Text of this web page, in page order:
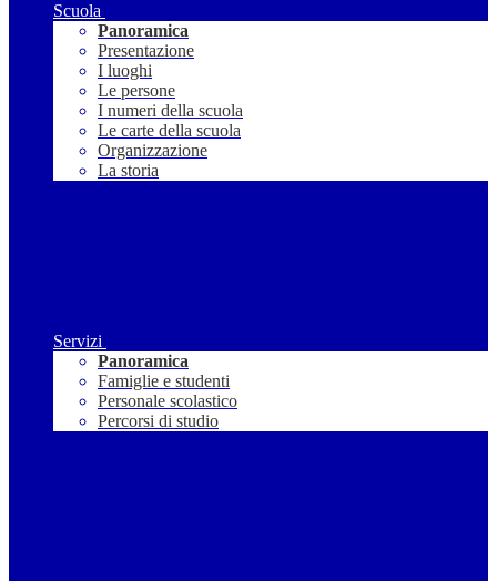
Scuola
Panoramica
Presentazione
I luoghi
Le persone
I numeri della scuola
Le carte della scuola
Organizzazione
La storia
Servizi
Panoramica
Famiglie e studenti
Personale scolastico
Percorsi di studio